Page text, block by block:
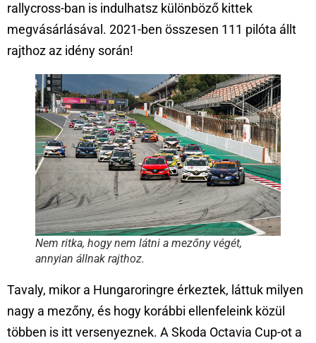
rallycross-ban is indulhatsz különböző kittek
megvásárlásával. 2021-ben összesen 111 pilóta állt
rajthoz az idény során!
Nem ritka, hogy nem látni a mezőny végét,
annyian állnak rajthoz.
Tavaly, mikor a Hungaroringre érkeztek, láttuk milyen
nagy a mezőny, és hogy korábbi ellenfeleink közül
többen is itt versenyeznek. A Skoda Octavia Cup-ot a